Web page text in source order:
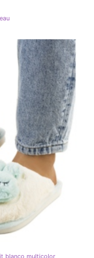
blanco multicolor